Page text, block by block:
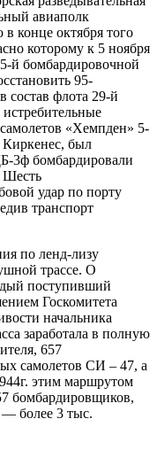
авиаполк
конце октября того
которому к 5 ноября
й бомбардировочной
95-
состав флота 29-й
«Хемпден» 5-
Киркенес, был
3ф бомбардировали
Шесть
удар по порту
транспорт
по ленд-лизу
трассе. О
поступивший
Госкомитета
начальника
заработала в полную
657
самолетов СИ – 47, а
этим маршрутом
бомбардировщиков,
— более 3 тыс.